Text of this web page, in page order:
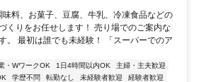
料、お菓子、豆腐、牛乳、冷凍食品などの
くりをお任せします！ 売り場でのご案内な
。 最初は誰でも未経験！ 「スーパーでのア
・WワークOK 1日4時間以内OK
主婦・主夫歓迎
学歴不問 転勤なし 未経験者歓迎
経験者歓迎